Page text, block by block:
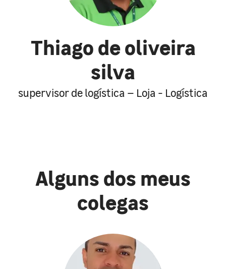
Thiago de oliveira
silva
supervisor de logística – Loja - Logística
Alguns dos meus
colegas